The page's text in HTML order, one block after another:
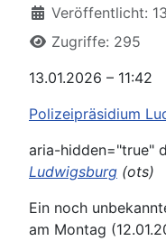
Veröffentlicht:
Zugriffe: 295
13.01.2026 – 11:42
Polizeipräsidium
aria-hidden="true"
Ludwigsburg (ots)
Ein noch
am Montag